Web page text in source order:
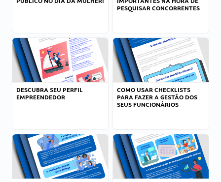
PESQUISAR CONCORRENTES
DESCUBRA SEU PERFIL
EMPREENDEDOR
COMO USAR CHECKLISTS
PARA FAZER A GESTÃO DOS
SEUS FUNCIONÁRIOS